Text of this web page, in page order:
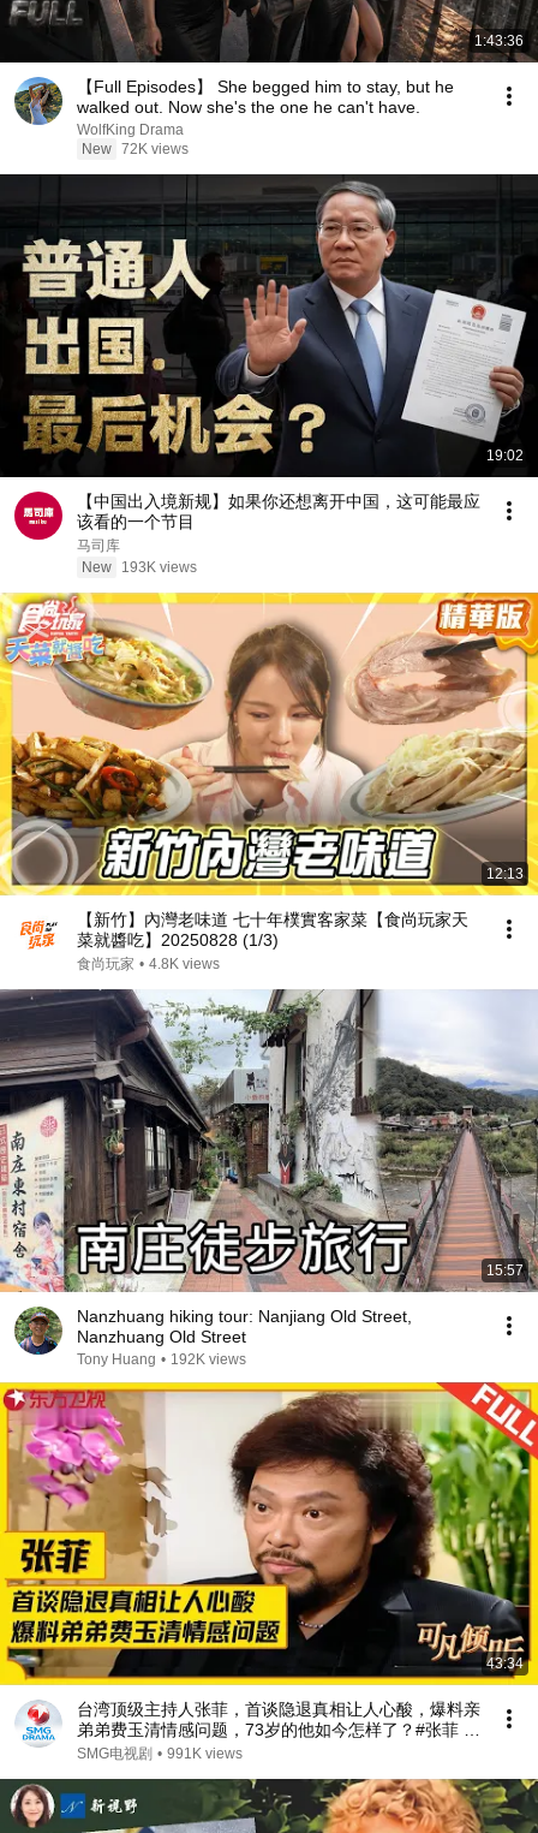
1:43:36
【Full Episodes】 She begged him to stay, but he
walked out. Now she's the one he can't have.
WolfKing Drama
New 72K views
19:02
【中国出入境新规】如果你还想离开中国，这可能最应
该看的一个节目
马司库
New
193K views
12:13
【新竹】內灣老味道 七十年樸實客家菜【食尚玩家天
菜就醬吃】20250828 (1/3)
食尚玩家 • 4.8K views
15:57
Nanzhuang hiking tour: Nanjiang Old Street,
Nanzhuang Old Street
Tony Huang • 192K views
43:34
台湾顶级主持人张菲，首谈隐退真相让人心酸，爆料亲
弟弟费玉清情感问题，73岁的他如今怎样了？#张菲 #
费玉清 #可凡倾听 FULL
SMG电视剧 • 991K views